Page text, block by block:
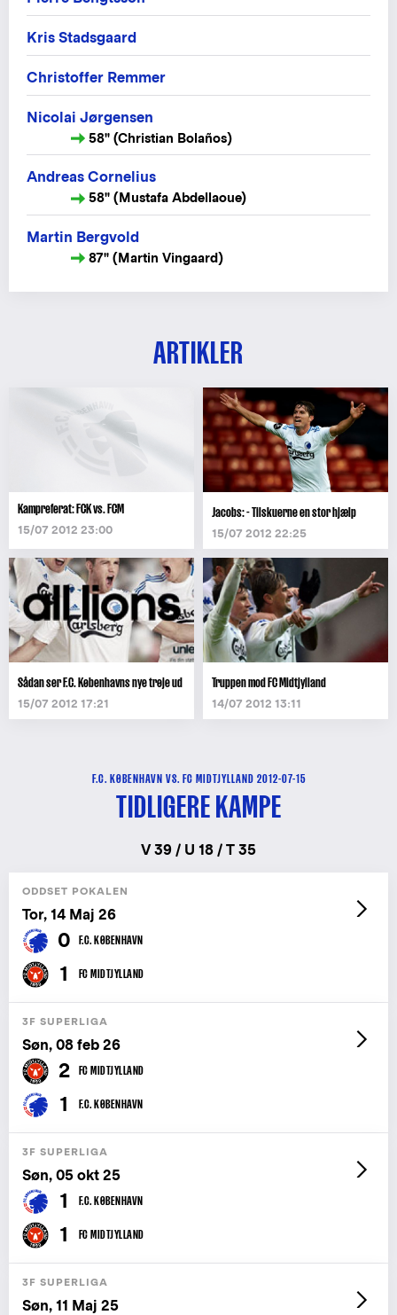
Kris Stadsgaard
Christoffer Remmer
Nicolai Jørgensen
58" (Christian Bolaños)
Andreas Cornelius
58" (Mustafa Abdellaoue)
Martin Bergvold
87" (Martin Vingaard)
ARTIKLER
Kampreferat: FCK vs. FCM
15/07 2012 23:00
Jacobs: - Tilskuerne en stor hjælp
15/07 2012 22:25
Sådan ser F.C. Københavns nye trøje ud
15/07 2012 17:21
Truppen mod FC Midtjylland
14/07 2012 13:11
F.C. KØBENHAVN VS. FC MIDTJYLLAND 2012-07-15
TIDLIGERE KAMPE
V 39 / U 18 / T 35
ODDSET POKALEN
Tor, 14 Maj 26
0 F.C. KØBENHAVN
1 FC MIDTJYLLAND
3F SUPERLIGA
Søn, 08 feb 26
2 FC MIDTJYLLAND
1 F.C. KØBENHAVN
3F SUPERLIGA
Søn, 05 okt 25
1 F.C. KØBENHAVN
1 FC MIDTJYLLAND
3F SUPERLIGA
Søn, 11 Maj 25